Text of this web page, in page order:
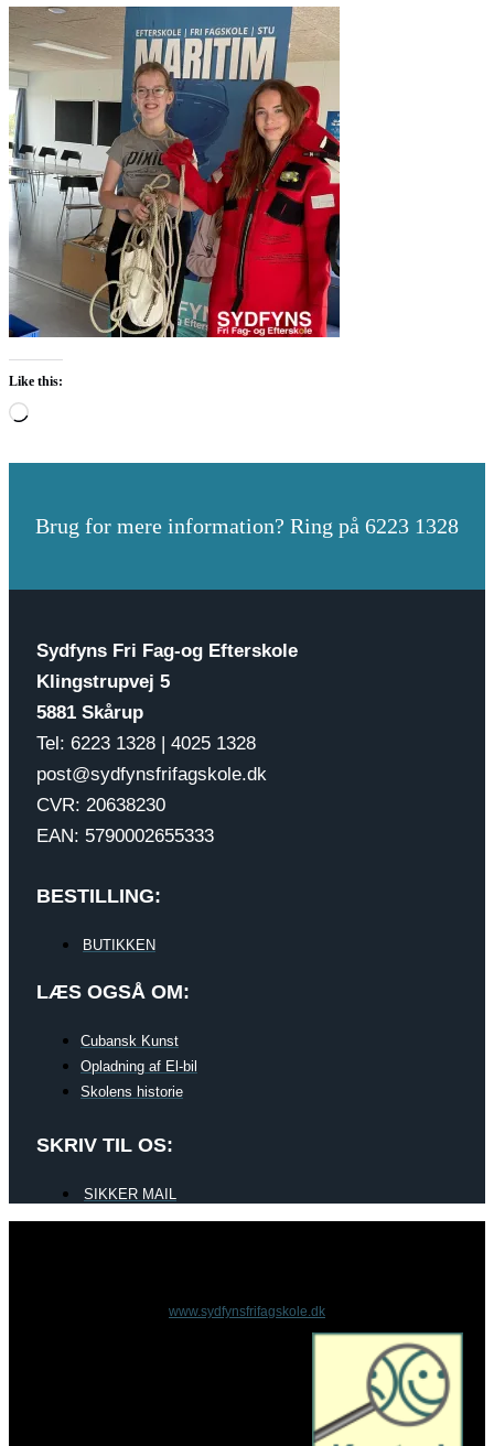
Like this:
Loading…
Brug for mere information? Ring på 6223 1328
Sydfyns Fri Fag-og Efterskole
Klingstrupvej 5
5881 Skårup
Tel: 6223 1328 | 4025 1328
post@sydfynsfrifagskole.dk
CVR: 20638230
EAN: 5790002655333
BESTILLING:
BUTIKKEN
LÆS OGSÅ OM:
Cubansk Kunst
Opladning af El-bil
Skolens historie
SKRIV TIL OS:
SIKKER MAIL
www.sydfynsfrifagskole.dk